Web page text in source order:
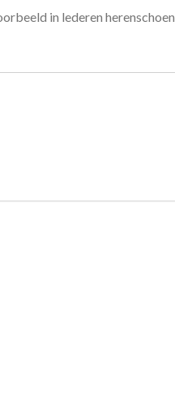
in lederen herenschoen.